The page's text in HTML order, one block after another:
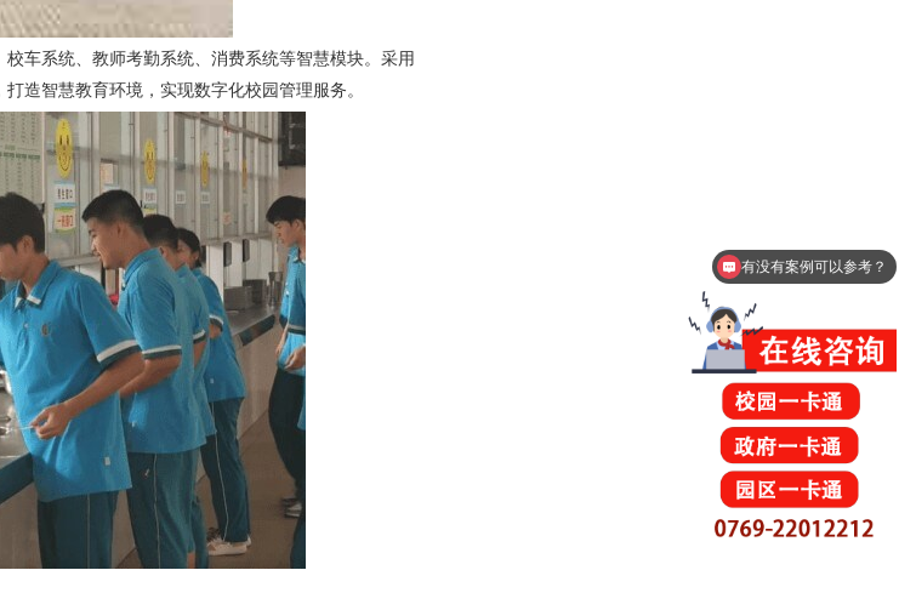
校车系统、教师考勤系统、 消费系统等智慧模块。采用
造智慧教育环境，实现数字化校园管理服务。
有没有案例可以参考？